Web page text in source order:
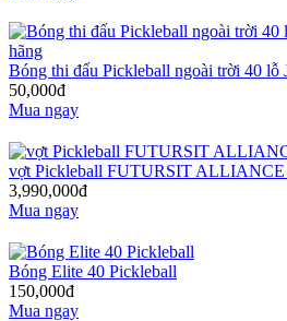
Bóng thi đấu Pickleball ngoài trời 40
50,000đ
Mua ngay
vợt Pickleball FUTURSIT ALLIANCE
3,990,000đ
Mua ngay
Bóng Elite 40 Pickleball
150,000đ
Mua ngay